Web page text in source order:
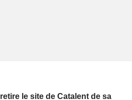
le site de Catalent de sa